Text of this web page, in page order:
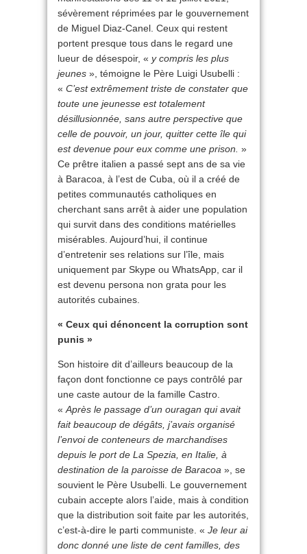
sévèrement réprimées par le gouvernement
de Miguel Diaz-Canel. Ceux qui restent
portent presque tous dans le regard une
lueur de désespoir, « y compris les plus
jeunes », témoigne le Père Luigi Usubelli :
« C’est extrêmement triste de constater que
toute une jeunesse est totalement
désillusionnée, sans autre perspective que
celle de pouvoir, un jour, quitter cette île qui
est devenue pour eux comme une prison. »
Ce prêtre italien a passé sept ans de sa vie
à Baracoa, à l’est de Cuba, où il a créé de
petites communautés catholiques en
cherchant sans arrêt à aider une population
qui survit dans des conditions matérielles
misérables. Aujourd’hui, il continue
d’entretenir ses relations sur l’île, mais
uniquement par Skype ou WhatsApp, car il
est devenu persona non grata pour les
autorités cubaines.
« Ceux qui dénoncent la corruption sont
punis »
Son histoire dit d’ailleurs beaucoup de la
façon dont fonctionne ce pays contrôlé par
une caste autour de la famille Castro.
« Après le passage d’un ouragan qui avait
fait beaucoup de dégâts, j’avais organisé
l’envoi de conteneurs de marchandises
depuis le port de La Spezia, en Italie, à
destination de la paroisse de Baracoa », se
souvient le Père Usubelli. Le gouvernement
cubain accepte alors l’aide, mais à condition
que la distribution soit faite par les autorités,
c’est-à-dire le parti communiste. « Je leur ai
donc donné une liste de cent familles, des